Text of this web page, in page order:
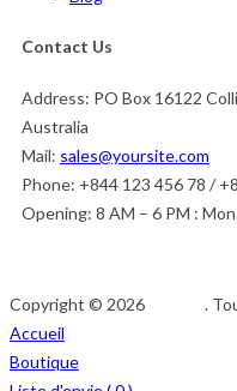
Contact Us
Address: PO Box 16122
Australia
Mail: sales@yoursite.com
Phone: +844 123 456 78 /
Opening: 8 AM – 6 PM :
Copyright © 2026
.
Accueil
Boutique